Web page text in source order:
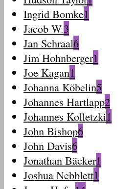
Ingrid Bomke1
Jacob W.3
Jan Schraal6
Jim Hohnberger1
Joe Kagan1
Johanna Köbelin5
Johannes Hartlapp2
Johannes Kolletzki1
John Bishop6
John Davis6
Jonathan Bäcker1
Joshua Nebblett1